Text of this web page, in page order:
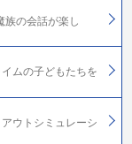
族の会話が楽し
ムの子どもたちを
ウトシミュレーシ